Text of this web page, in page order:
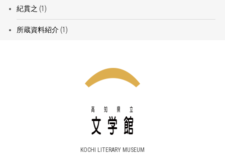
紀貫之 (1)
所蔵資料紹介(1)
KOCHI LITERARY MUSEUM